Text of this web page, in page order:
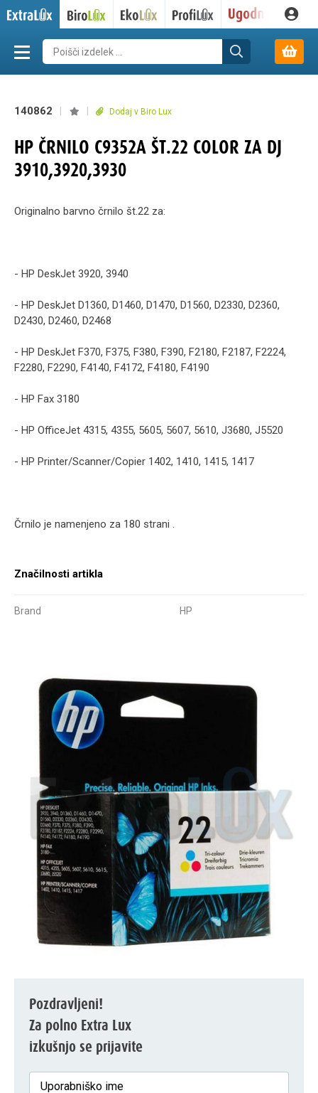
140862 Dodaj v Biro Lux
HP ČRNILO C9352A ŠT.22 COLOR ZA DJ
3910,3920,3930
Originalno barvno črnilo št.22 za:
- HP DeskJet 3920, 3940
- HP DeskJet D1360, D1460, D1470, D1560, D2330, D2360,
D2430, D2460, D2468
- HP DeskJet F370, F375, F380, F390, F2180, F2187, F2224,
F2280, F2290, F4140, F4172, F4180, F4190
- HP Fax 3180
- HP OfficeJet 4315, 4355, 5605, 5607, 5610, J3680, J5520
- HP Printer/Scanner/Copier 1402, 1410, 1415, 1417
Črnilo je namenjeno za 180 strani .
Značilnosti artikla
Brand HP
Pozdravljeni!
Za polno Extra Lux
izkušnjo se prijavite